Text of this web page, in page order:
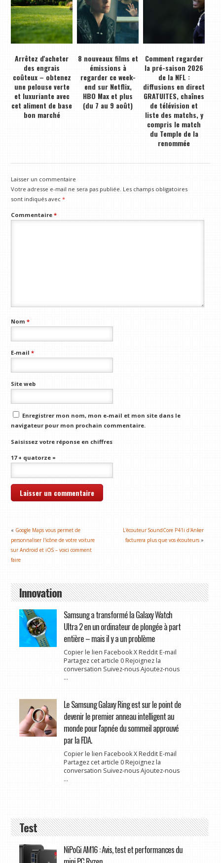
Arrêtez d'acheter
des engrais
coûteux – obtenez
une pelouse verte
et luxuriante avec
cet aliment de base
bon marché
8 nouveaux films et
émissions à
regarder ce week-
end sur Netflix,
HBO Max et plus
(du 7 au 9 août)
Comment regarder
la pré-saison 2026
de la NFL :
diffusions en direct
GRATUITES, chaînes
de télévision et
liste des matchs, y
compris le match
du Temple de la
renommée
Laisser un commentaire
Votre adresse e-mail ne sera pas publiée. Les champs obligatoires
sont indiqués avec*
Commentaire*
Nom*
E-mail*
Site web
Enregistrer mon nom, mon e-mail et mon site dans le
navigateur pour mon prochain commentaire.
Saisissez votre réponse en chiffres
17 + quatorze =
« Google Maps vous permet de
personnaliser l'icône de votre voiture
sur Android et iOS – voici comment
faire
L'écouteur SoundCore P41i d'Anker
facturera plus que vos écouteurs »
Innovation
Samsung a transformé la Galaxy Watch
Ultra 2 en un ordinateur de plongée à part
entière – mais il y a un problème
Copier le lien Facebook X Reddit E-mail
Partagez cet article 0 Rejoignez la
conversation Suivez-nous Ajoutez-nous
...
Le Samsung Galaxy Ring est sur le point de
devenir le premier anneau intelligent au
monde pour l'apnée du sommeil approuvé
par la FDA.
Copier le lien Facebook X Reddit E-mail
Partagez cet article 0 Rejoignez la
conversation Suivez-nous Ajoutez-nous
...
Test
NiPoGi AM16 : Avis, test et performances du